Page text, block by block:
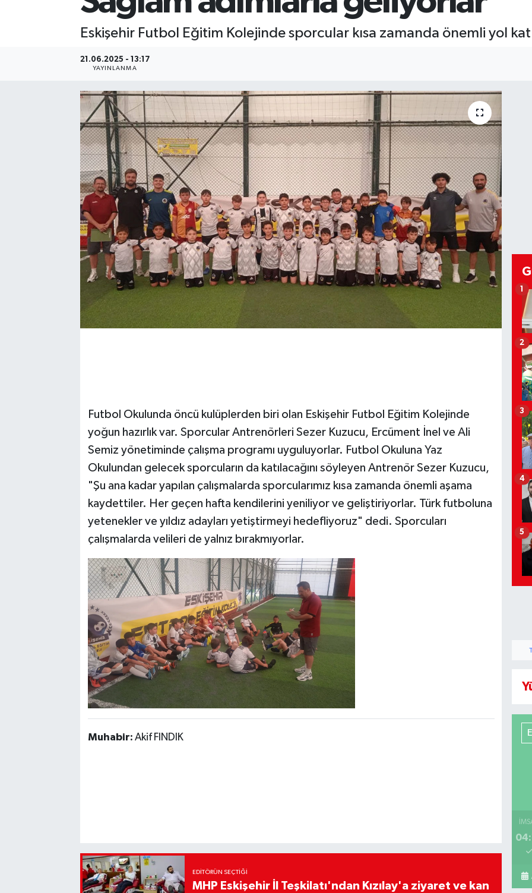
Eskişehir Futbol Eğitim Kolejinde sporcular kısa zamanda önemli yol
21.06.2025 - 13:17
YAYINLANMA
Futbol Okulunda öncü kulüplerden biri olan Eskişehir Futbol Eğitim Kolejinde
yoğun hazırlık var. Sporcular Antrenörleri Sezer Kuzucu, Ercüment İnel ve Ali
Semiz yönetiminde çalışma programı uyguluyorlar. Futbol Okuluna Yaz
Okulundan gelecek sporcuların da katılacağını söyleyen Antrenör Sezer Kuzucu,
"Şu ana kadar yapılan çalışmalarda sporcularımız kısa zamanda önemli aşama
kaydettiler. Her geçen hafta kendilerini yeniliyor ve geliştiriyorlar. Türk futboluna
yetenekler ve yıldız adayları yetiştirmeyi hedefliyoruz" dedi. Sporcuları
çalışmalarda velileri de yalnız bırakmıyorlar.
Muhabir: Akif FINDIK
EDITÖRÜN SEÇTIĞI
MHP Eskişehir İl Teşkilatı'ndan Kızılay'a ziyaret ve kan
1
2
3
4
5